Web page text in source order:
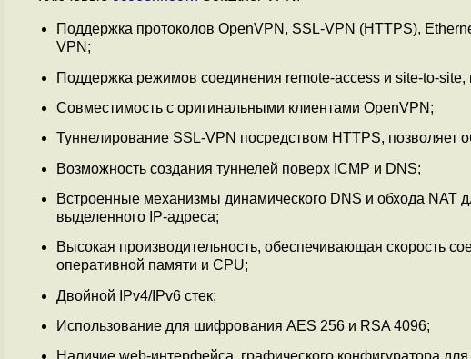
Поддержка протоколов OpenVPN, SSL-VPN (HTTPS),
VPN;
Поддержка режимов соединения remote-access и site-to-site,
Совместимость с оригинальными клиентами OpenVPN;
Туннелирование SSL-VPN посредством HTTPS, позволяет
Возможность создания туннелей поверх ICMP и DNS;
Встроенные механизмы динамического DNS и обхода NAT
выделенного IP-адреса;
Высокая производительность, обеспечивающая скорость
оперативной памяти и CPU;
Двойной IPv4/IPv6 стек;
Использование для шифрования AES 256 и RSA 4096;